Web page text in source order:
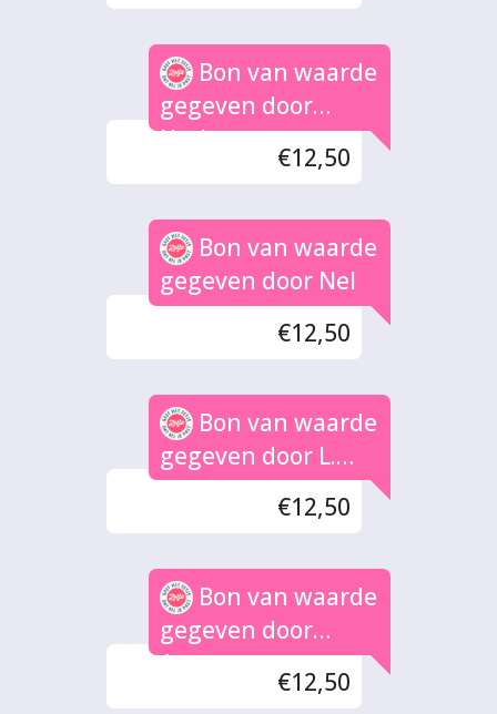
Bon van waarde
gegeven door
Herbert
€12,50
Bon van waarde
gegeven door Nel
€12,50
Bon van waarde
gegeven door L.
Van Susteren
€12,50
Bon van waarde
gegeven door
Arentsen
€12,50